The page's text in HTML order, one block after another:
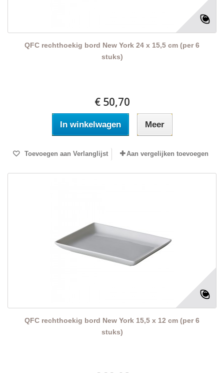
QFC rechthoekig bord New York 24 x 15,5 cm (per 6
stuks)
€ 50,70
In winkelwagen Meer
Toevoegen aan Verlanglijst Aan vergelijken toevoegen
QFC rechthoekig bord New York 15,5 x 12 cm (per 6
stuks)